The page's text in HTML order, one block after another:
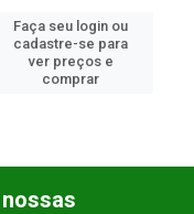
Faça seu login ou
cadastre-se para
ver preços e
comprar